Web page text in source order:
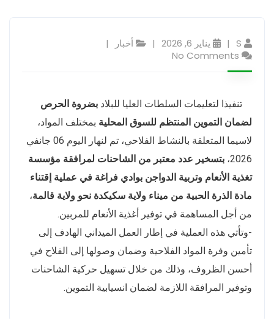
S يناير 6, 2026
أخبار
No Comments
تنفيذا لتعليمات السلطات العليا للبلاد بضروة الحرص
لضمان التموين المنتظم للسوق المحلية بمختلف المواد،
لاسيما المتعلقة بالنشاط الفلاحي، تم لنهار اليوم 06 جانفي
2026، بتسخير عدد معتبر من الشاحنات لمرافقة مؤسسة
تغذية الأنعام وتربية الدواجن بوادي فراغة في عملية إقتناء
مادة الذرة الحبية من ميناء ولاية سكيكدة نحو ولاية قالمة،
من أجل المساهمة في توفير أغذية الأنعام للمربين.
-وتأتي هذه العملية في إطار العمل الميداني الهادف إلى
تأمين وفرة المواد الفلاحية وضمان وصولها إلى الفلاح في
أحسن الظروف، وذلك من خلال تسهيل حركية الشاحنات
وتوفير المرافقة اللازمة لضمان انسيابية التموين.